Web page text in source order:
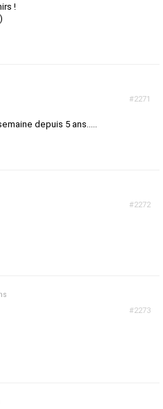
!
#2271
depuis 5 ans.....
#2272
#2273